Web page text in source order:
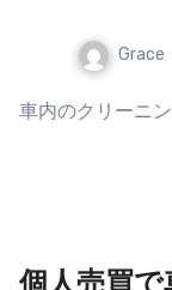
Grace
車内のクリーニングは、車のタイプによって異なる金額が